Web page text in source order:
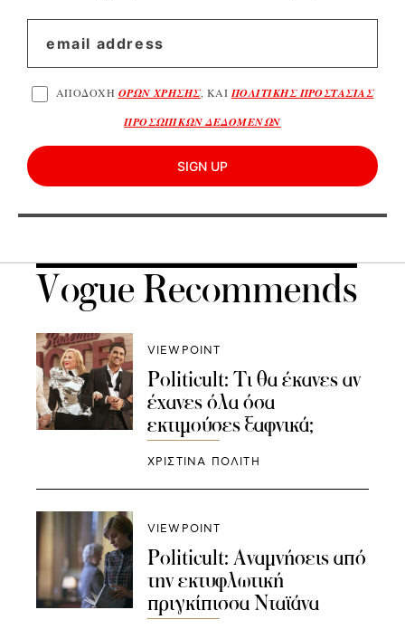
ΑΠΟΔΟΧΗ ΟΡΩΝ ΧΡΗΣΗΣ, ΚΑΙΠΟΛΙΤΙΚΗΣ ΠΡΟΣΤΑΣΙΑΣ
ΠΡΟΣΩΠΙΚΩΝ ΔΕΔΟΜΕΝΩΝ
SIGN UP
Vogue Recommends
VIEWPOINT
Politicult: Τι θα έκανες αν
έχανες όλα όσα
εκτιμούσες ξαφνικά;
ΧΡΙΣΤΙΝΑ ΠΟΛΙΤΗ
VIEWPOINT
Politicult: Αναμνήσεις από
την εκτυφλωτική
πριγκίπισσα Νταϊάνα